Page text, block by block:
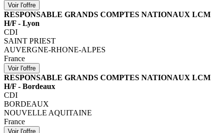
RESPONSABLE GRANDS COMPTES NATIONAUX LCM
H/F - Lyon
CDI
SAINT PRIEST
AUVERGNE-RHONE-ALPES
France
RESPONSABLE GRANDS COMPTES NATIONAUX LCM
H/F - Bordeaux
CDI
BORDEAUX
NOUVELLE AQUITAINE
France